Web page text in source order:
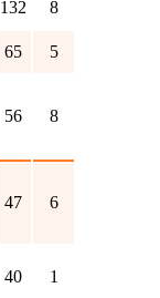
132 8
65 5
56 8
47 6
40 1